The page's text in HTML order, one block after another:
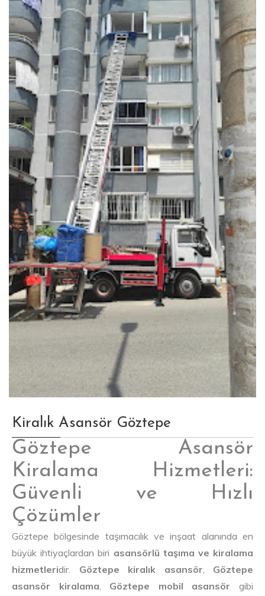
Kiralık Asansör Göztepe
Göztepe Asansör
Kiralama Hizmetleri:
Güvenli ve Hızlı
Çözümler
Göztepe bölgesinde taşımacılık ve inşaat alanında en
büyük ihtiyaçlardan biri asansörlü taşıma ve kiralama
hizmetleridir. Göztepe kiralık asansör
Göztepe
asansör kiralama
Göztepe mobil asansör gibi